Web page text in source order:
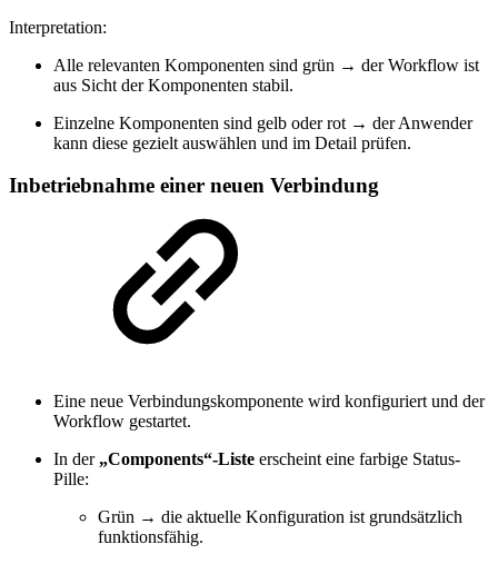
Interpretation:
Alle relevanten Komponenten sind grün → der Workflow ist
aus Sicht der Komponenten stabil.
Einzelne Komponenten sind gelb oder rot → der Anwender
kann diese gezielt auswählen und im Detail prüfen.
Inbetriebnahme einer neuen Verbindung
Eine neue Verbindungskomponente wird konfiguriert und der
Workflow gestartet.
In der „Components“-Liste erscheint eine farbige Status-
Pille:
Grün → die aktuelle Konfiguration ist grundsätzlich
funktionsfähig.